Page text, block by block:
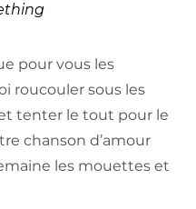
pour vous les
roucouler sous les
tenter le tout pour le
chanson d’amour
les mouettes et